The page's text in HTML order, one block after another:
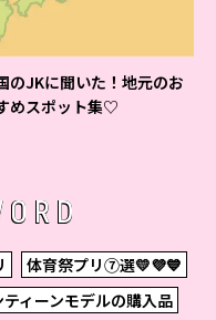
のJKに聞いた！地元のお
めスポット集♡
体育祭プリ⑦選💛💜💙
ィーンモデルの購入品